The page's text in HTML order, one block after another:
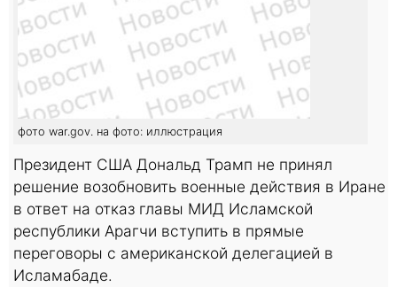
фото war.gov. на фото: иллюстрация
Президент США Дональд Трамп не принял
решение возобновить военные действия в Иране
в ответ на отказ главы МИД Исламской
республики Арагчи вступить в прямые
переговоры с американской делегацией в
Исламабаде.